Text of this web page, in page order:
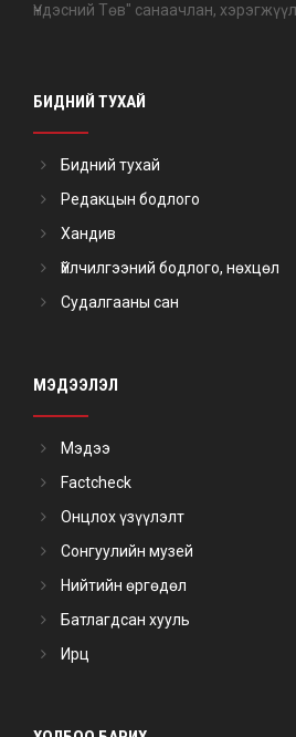
Үндэсний Төв" санаачлан,
БИДНИЙ ТУХАЙ
Бидний тухай
Редакцын бодлого
Хандив
Үйлчилгээний бодлого, нөхцөл
Судалгааны сан
МЭДЭЭЛЭЛ
Мэдээ
Factcheck
Онцлох үзүүлэлт
Сонгуулийн музей
Нийтийн өргөдөл
Батлагдсан хууль
Ирц